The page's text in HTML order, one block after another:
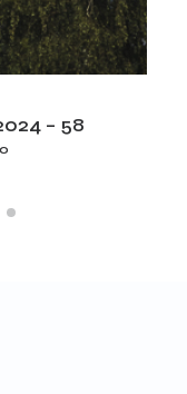
– 58